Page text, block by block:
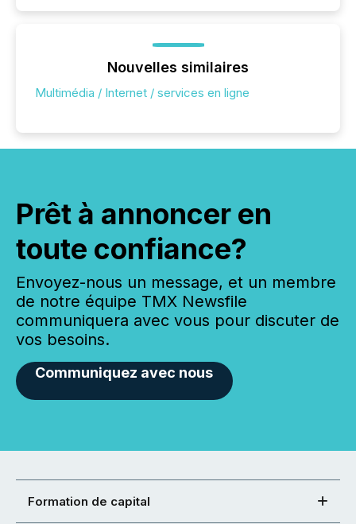
Nouvelles similaires
Multimédia / Internet / services en ligne
Prêt à annoncer en
toute confiance?
Envoyez-nous un message, et un membre
de notre équipe TMX Newsfile
communiquera avec vous pour discuter de
vos besoins.
Communiquez avec nous
Formation de capital